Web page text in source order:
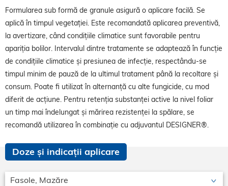
Formularea sub formă de granule asigură o aplicare facilă. Se
aplică în timpul vegetației. Este recomandată aplicarea preventivă,
la avertizare, când condițiile climatice sunt favorabile pentru
apariția bolilor. Intervalul dintre tratamente se adaptează în funcție
de condițiile climatice și presiunea de infecție, respectându-se
timpul minim de pauză de la ultimul tratament până la recoltare și
consum. Poate fi utilizat în alternanță cu alte fungicide, cu mod
diferit de acțiune. Pentru retenția substanței active la nivel foliar
un timp mai îndelungat și mărirea rezistenței la spălare, se
recomandă utilizarea în combinație cu adjuvantul DESIGNER®.
Doze și indicații aplicare
Fasole, Mazăre